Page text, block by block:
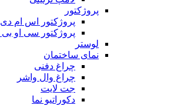
پروژکتور
پروژکتور اس ام دی SMD
پروژکتور سی او بی COB
لوستر
نمای ساختمان
چراغ دفنی
چراغ وال واشر
جت لایت
دکوراتیو نما